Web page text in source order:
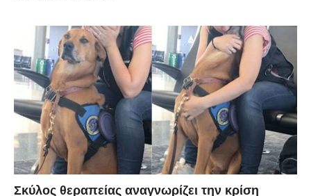
Σκύλος θεραπείας αναγνωρίζει την κρίση